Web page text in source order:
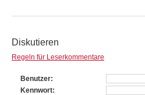
Diskutieren
Regeln für Leserkommentare
Benutzer
Kennwort